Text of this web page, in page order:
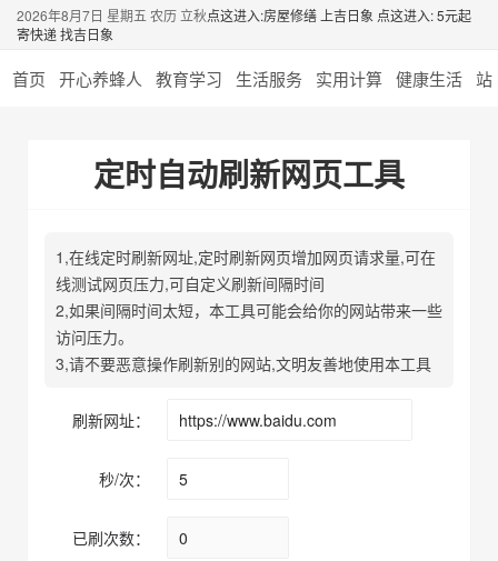
2026年8月7日 星期五 农历 立秋点这进入:房屋修缮 上吉日象 点这进入: 5元起
寄快递 找吉日象
首页 开心养蜂人 教育学习 生活服务 实用计算 健康生活 站
定时自动刷新网页工具
1,在线定时刷新网址,定时刷新网页增加网页请求量,可在
线测试网页压力,可自定义刷新间隔时间
2,如果间隔时间太短，本工具可能会给你的网站带来一些
访问压力。
3,请不要恶意操作刷新别的网站,文明友善地使用本工具
刷新网址：
秒/次：
已刷次数：